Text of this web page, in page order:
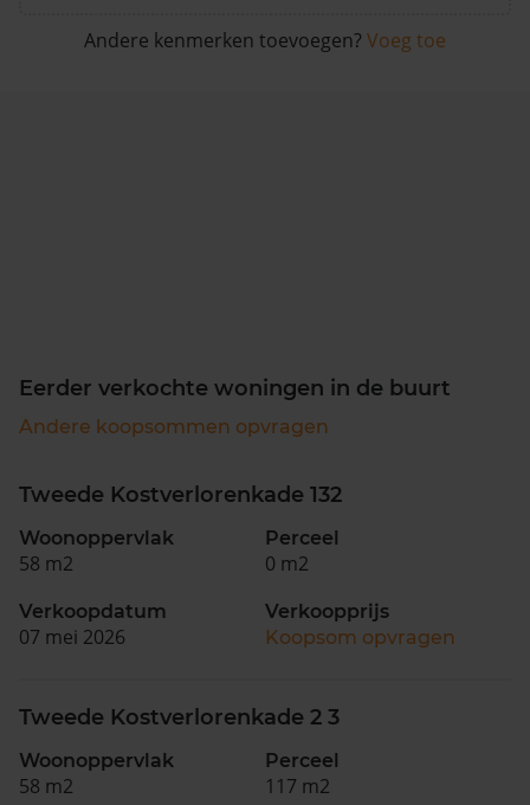
Andere kenmerken toevoegen? Voeg toe
Eerder verkochte woningen in de buurt
Andere koopsommen opvragen
Tweede Kostverlorenkade 132
Woonoppervlak
58 m2
Perceel
0 m2
Verkoopdatum
07 mei 2026
Verkoopprijs
Koopsom opvragen
Tweede Kostverlorenkade 2 3
Woonoppervlak
58 m2
Perceel
117 m2